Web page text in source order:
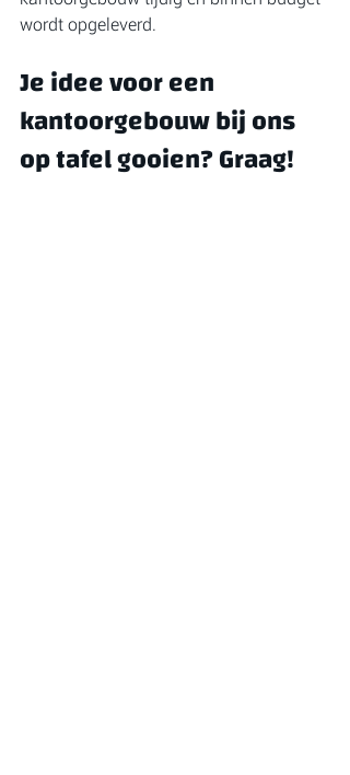
wordt opgeleverd.
Je idee voor een
kantoorgebouw bij ons
op tafel gooien? Graag!